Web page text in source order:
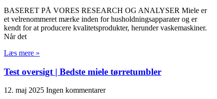
BASERET PÅ VORES RESEARCH OG ANALYSER Miele er
et velrenommeret mærke inden for husholdningsapparater og er
kendt for at producere kvalitetsprodukter, herunder vaskemaskiner.
Når det
Læs mere »
Test oversigt | Bedste miele tørretumbler
12. maj 2025 Ingen kommentarer